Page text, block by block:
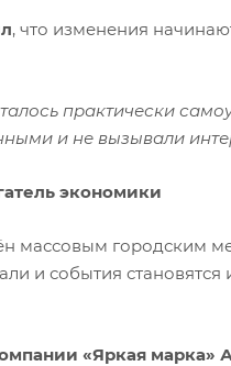
, что изменения
практически
и не вызывали
экономики
массовым городским
и события
«Яркая марка»